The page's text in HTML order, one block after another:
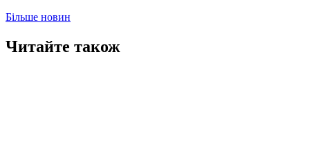
Більше новин
Читайте також